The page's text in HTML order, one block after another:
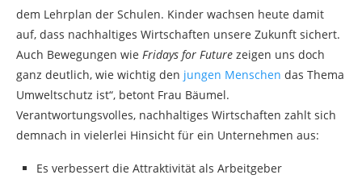
dem Lehrplan der Schulen. Kinder wachsen heute damit
auf, dass nachhaltiges Wirtschaften unsere Zukunft sichert.
Auch Bewegungen wie Fridays for Future zeigen uns doch
ganz deutlich, wie wichtig den jungen Menschen das Thema
Umweltschutz ist“, betont Frau Bäumel.
Verantwortungsvolles, nachhaltiges Wirtschaften zahlt sich
demnach in vielerlei Hinsicht für ein Unternehmen aus:
Es verbessert die Attraktivität als Arbeitgeber